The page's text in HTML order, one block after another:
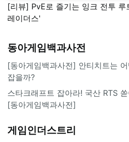
[리뷰] PvE로 즐기는 잉크 전투 루
레이더스'
동아게임백과사전
[동아게임백과사전] 안티치트는
잡을까?
스타크래프트 잡아라! 국산 RTS
[동아게임백과사전]
게임인더스트리